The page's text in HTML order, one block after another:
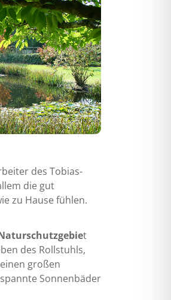
des Tobias-
die gut
zu Hause fühlen.
t
des Rollstuhls,
großen
Sonnenbäder